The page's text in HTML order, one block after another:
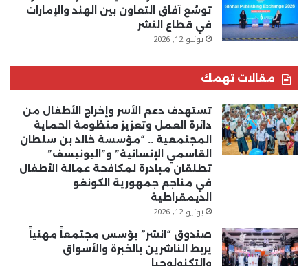
توسّع آفاق التعاون بين الهند والإمارات
في قطاع النشر
يونيو 12, 2026
مقالات تهمك
تستهدف دعم الأسر وإخراج الأطفال من
دائرة العمل وتعزيز منظومة الحماية
المجتمعية .. “مؤسسة خالد بن سلطان
القاسمي الإنسانية” و”اليونيسف”
تطلقان مبادرة لمكافحة عمالة الأطفال
في مناجم جمهورية الكونغو
الديمقراطية
يونيو 12, 2026
صندوق “انشر” يؤسس مجتمعاً مهنياً
يربط الناشرين بالخبرة والأسواق
والتكنولوجيا